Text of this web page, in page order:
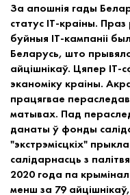
За апошнія гады
статус IT-краіны. Праз
буйныя ІТ-кампаніі
Беларусь, што
айцішнікаў. Цяпер IT-
эканоміку краіны.
працягвае
матывах. Пад
данаты ў фонды
"экстрэмісцкіх"
салідарнасць з
2020 года па
менш за 79